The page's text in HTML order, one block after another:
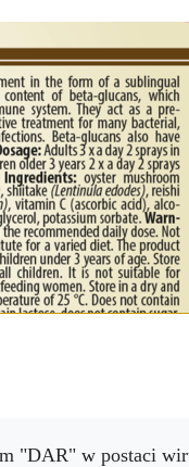
"DAR" w postaci